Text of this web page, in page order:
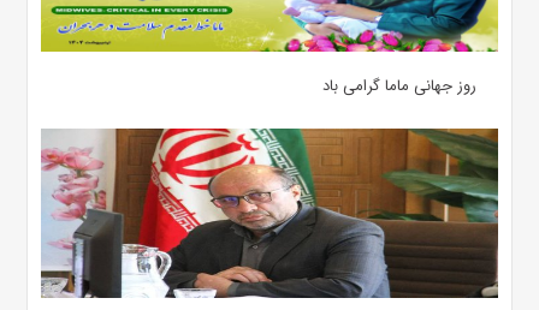
روز جهانی ماما گرامی باد